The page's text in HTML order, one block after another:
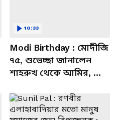
Modi Birthday : মোদীজি
৭৫, শুভেচ্ছা জানালেন
শাহরুখ থেকে আমির, কী
10:33